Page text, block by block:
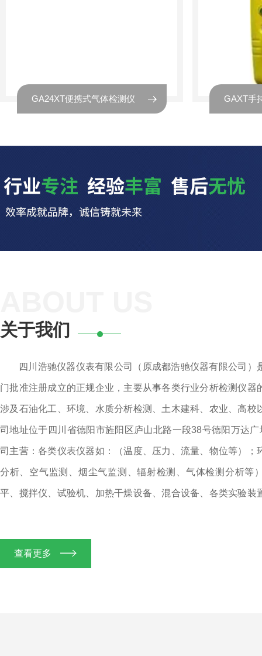
GA24XT便携式气体检测仪
关于我们
四川浩驰仪器仪表有限公司（原成都浩驰仪器有限公司）
门批准注册成立的正规企业，主要从事各类行业分析检测仪器
涉及石油化工、环境、水质分析检测、土木建科、农业、高校
司地址位于四川省德阳市旌阳区庐山北路一段38号德阳万达
司主营：各类仪表仪器如：（温度、压力、流量、物位等）；
分析、空气监测、烟尘气监测、辐射检测、气体检测分析等
平、搅拌仪、试验机、加热干燥设备、混合设备、各类实验装
旨，本着以“客户，质量，诚信至上”的原则，与多家企事业单
查看更多